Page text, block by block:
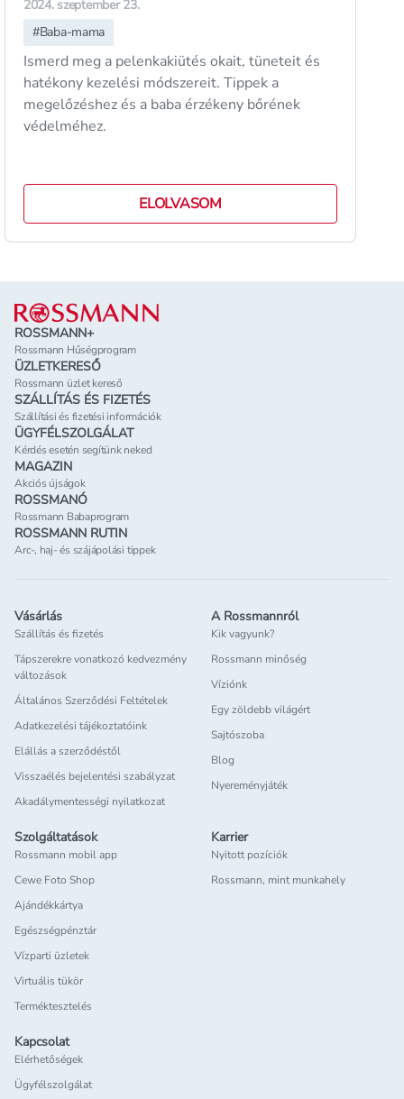
2024. szeptember 23.
#Baba-mama
Ismerd meg a pelenkakiütés okait, tüneteit és
hatékony kezelési módszereit. Tippek a
megelőzéshez és a baba érzékeny bőrének
védelméhez.
ELOLVASOM
Lábléc
ROSSMANN+
Rossmann Hűségprogram
ÜZLETKERESŐ
Rossmann üzlet kereső
SZÁLLÍTÁS ÉS FIZETÉS
Szállítási és fizetési információk
ÜGYFÉLSZOLGÁLAT
Kérdés esetén segítünk neked
MAGAZIN
Akciós újságok
ROSSMANÓ
Rossmann Babaprogram
ROSSMANN RUTIN
Arc-, haj- és szájápolási tippek
Vásárlás
Szállítás és fizetés
Tápszerekre vonatkozó kedvezmény
változások
Általános Szerződési Feltételek
Adatkezelési tájékoztatóink
Elállás a szerződéstől
Visszaélés bejelentési szabályzat
Akadálymentességi nyilatkozat
A Rossmannról
Kik vagyunk?
Rossmann minőség
Víziónk
Egy zöldebb világért
Sajtószoba
Blog
Nyereményjáték
Szolgáltatások
Rossmann mobil app
Cewe Foto Shop
Ajándékkártya
Egészségpénztár
Vízparti üzletek
Virtuális tükör
Terméktesztelés
Karrier
Nyitott pozíciók
Rossmann, mint munkahely
Kapcsolat
Elérhetőségek
Ügyfélszolgálat